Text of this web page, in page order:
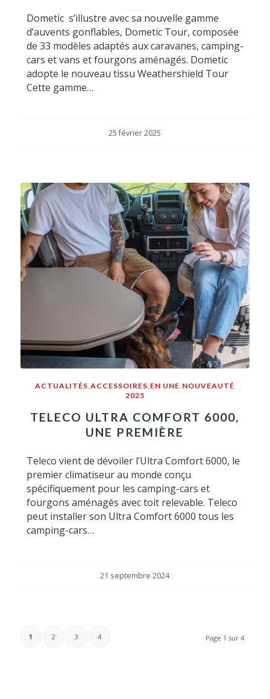
Dometic s’illustre avec sa nouvelle gamme
d’auvents gonflables, Dometic Tour, composée
de 33 modèles adaptés aux caravanes, camping-
cars et vans et fourgons aménagés. Dometic
adopte le nouveau tissu Weathershield Tour
Cette gamme…
25 février 2025
ACTUALITÉS ,ACCESSOIRES EN UNE NOUVEAUTÉ
2025
TELECO ULTRA COMFORT 6000,
UNE PREMIÈRE
Teleco vient de dévoiler l’Ultra Comfort 6000, le
premier climatiseur au monde conçu
spécifiquement pour les camping-cars et
fourgons aménagés avec toit relevable. Teleco
peut installer son Ultra Comfort 6000 tous les
camping-cars…
21 septembre 2024
Page 1 sur 4
1 2 3 4